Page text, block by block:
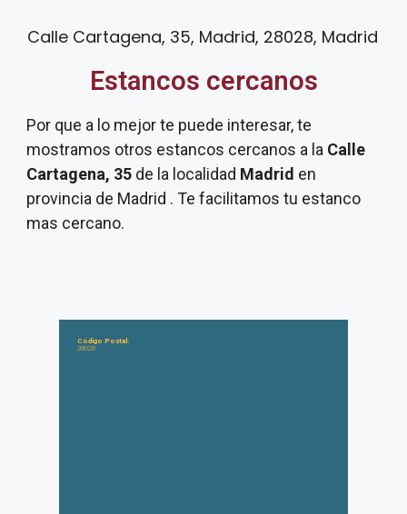
Calle Cartagena, 35, Madrid, 28028, Madrid
Estancos cercanos
Por que a lo mejor te puede interesar, te
mostramos otros estancos cercanos a la Calle
Cartagena, 35 de la localidad Madrid en
provincia de Madrid . Te facilitamos tu estanco
mas cercano.
Código Postal:
28028